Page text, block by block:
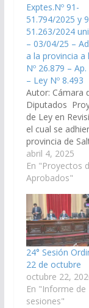
Exptes.Nº 91-
51.794/2025 y
51.263/2024
– 03/04/25 –
a la provincia a
Nº 26.879 –
– Ley Nº 8.493
Autor: Cámara
Diputados
de Ley en
el cual se
provincia de
Ley Nacional
modificada por
Nacional
Nacional de
Genéticos
con la
Criminal.
51.794/25 y 91-
51.263/24
la Comisión
abril 4, 2025
En "Proyectos
Aprobados"
24° Sesión
22 de octubre
octubre 22,
En "Informe de
sesiones"